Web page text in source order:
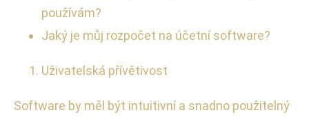
používám?
Jaký je můj rozpočet na účetní software?
Uživatelská přívětivost
Software by měl být intuitivní a snadno použitelný